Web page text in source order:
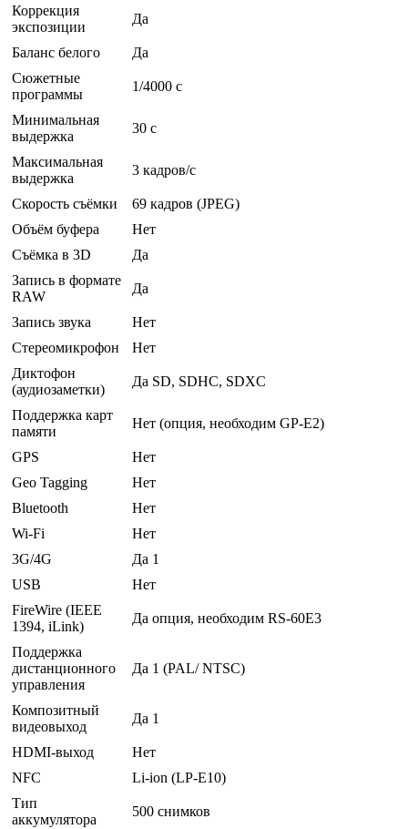
Коррекция
экспозиции
Да
Баланс белого
Да
Сюжетные
программы
1/4000 c
Минимальная
выдержка
30 c
Максимальная
выдержка
3 кадров/с
Скорость съёмки
69 кадров (JPEG)
Объём буфера
Нет
Съёмка в 3D
Да
Запись в формате
RAW
Да
Запись звука
Нет
Стереомикрофон
Нет
Диктофон
(аудиозаметки)
Да SD, SDHC, SDXC
Поддержка карт
памяти
Нет (опция, необходим GP-E2)
GPS
Нет
Geo Tagging
Нет
Bluetooth
Нет
Wi-Fi
Нет
3G/4G
Да 1
USB
Нет
FireWire (IEEE
1394, iLink)
Да опция, необходим RS-60E3
Поддержка
дистанционного
управления
Да 1 (PAL/ NTSC)
Композитный
видеовыход
Да 1
HDMI-выход
Нет
NFC
Li-ion (LP-E10)
Тип
аккумулятора
500 снимков